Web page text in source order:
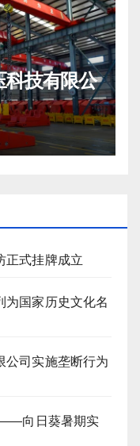
科技有限公
正式挂牌成立
为国家历史文化名
公司实施垄断行为
向日葵暑期实